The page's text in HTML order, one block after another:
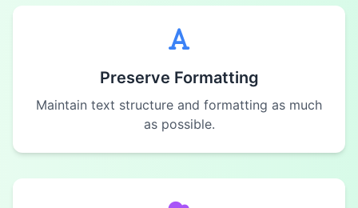
Preserve Formatting
Maintain text structure and formatting as much
as possible.